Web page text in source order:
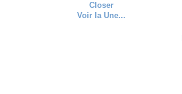
Closer
Voir la Une...